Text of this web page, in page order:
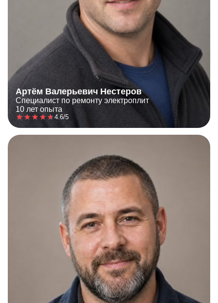
Артём Валерьевич Нестеров
Специалист по ремонту электроплит
10 лет опыта
4.6/5